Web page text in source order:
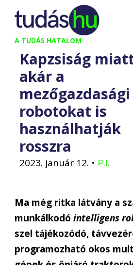
Kilépés
tartalomba
A TUDÁS HATALOM
Kapzsiság
akár a
mezőgazdasági
robotokat is
használhatják
rosszra
2023. január 12. • P.I.
Ma még ritka látvány a
munkálkodó intelligens
szel tájékozódó,
programozható okos